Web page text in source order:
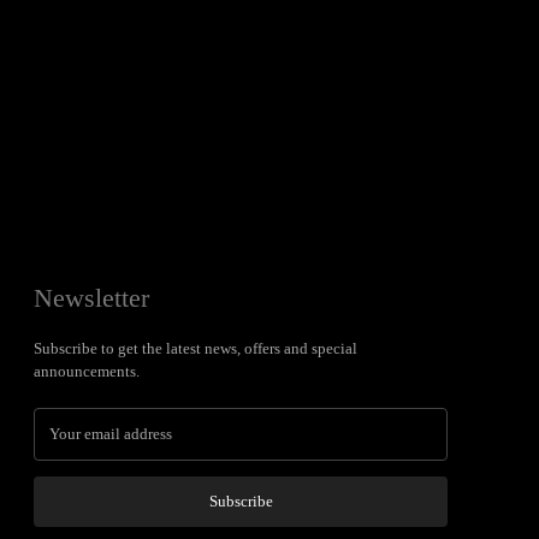
Newsletter
Subscribe to get the latest news, offers and special
announcements.
Subscribe